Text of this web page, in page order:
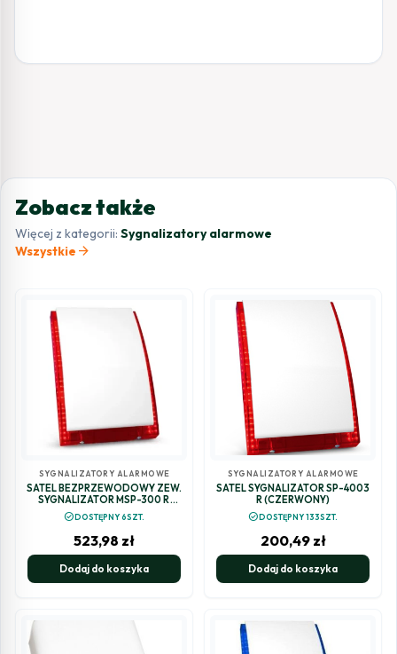
Zobacz także
Więcej z kategorii: Sygnalizatory alarmowe
Wszystkie arrow_forward
SYGNALIZATORY ALARMOWE
SATEL BEZPRZEWODOWY ZEW.
SYGNALIZATOR MSP-300 R
(CZERWONY)
check_circleDOSTĘPNY 6SZT.
523,98 zł
Dodaj do koszyka
SYGNALIZATORY ALARMOWE
SATEL SYGNALIZATOR SP-4003
R (CZERWONY)
check_circleDOSTĘPNY 133SZT.
200,49 zł
Dodaj do koszyka